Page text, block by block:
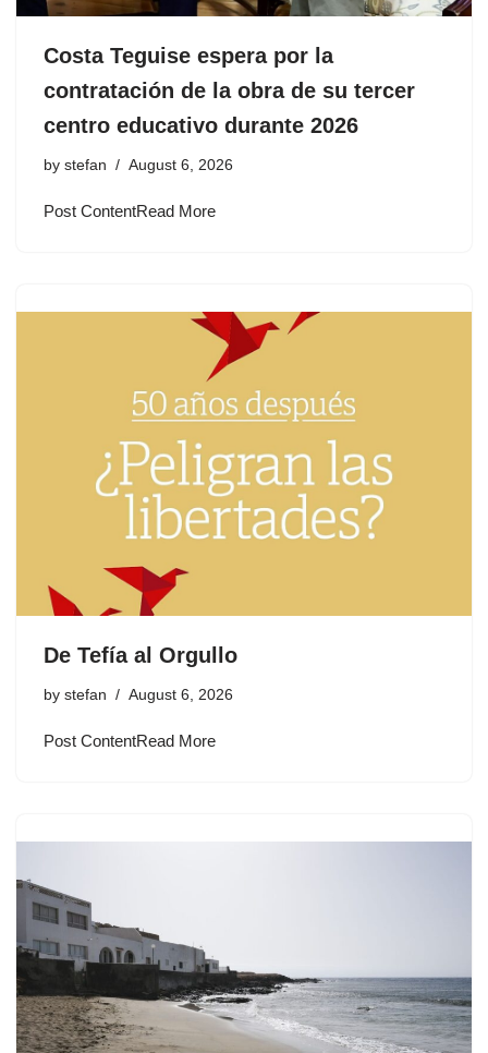
Costa Teguise espera por la
contratación de la obra de su tercer
centro educativo durante 2026
by stefan August 6, 2026
Post ContentRead More
De Tefía al Orgullo
by stefan August 6, 2026
Post ContentRead More